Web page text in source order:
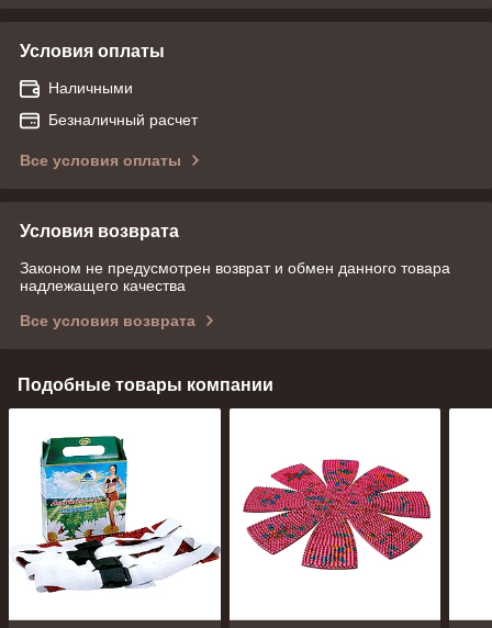
Условия оплаты
Наличными
Безналичный расчет
Все условия оплаты
Условия возврата
Законом не предусмотрен возврат и обмен данного товара
надлежащего качества
Все условия возврата
Подобные товары компании